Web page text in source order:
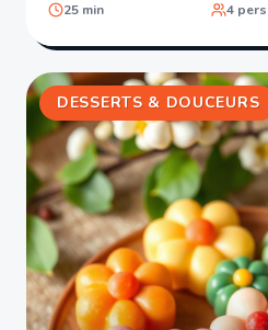
25 min 4
DESSERTS & DOUCEURS